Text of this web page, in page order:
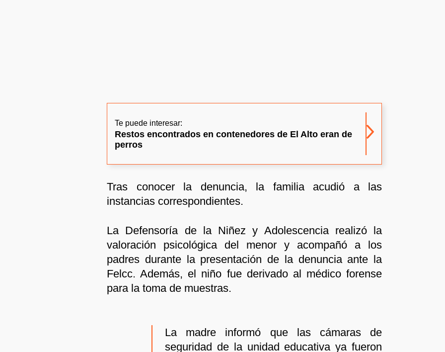
Te puede interesar:
Restos encontrados en contenedores de El Alto eran de
perros
Tras conocer la denuncia, la familia acudió a las
instancias correspondientes.
La Defensoría de la Niñez y Adolescencia realizó la
valoración psicológica del menor y acompañó a los
padres durante la presentación de la denuncia ante la
Felcc. Además, el niño fue derivado al médico forense
para la toma de muestras.
La madre informó que las cámaras de
seguridad de la unidad educativa ya fueron